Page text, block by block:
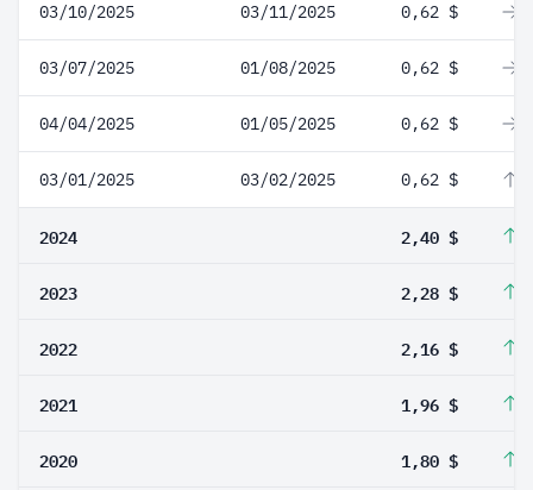
03/10/2025 03/11/2025 0,62 $
03/07/2025 01/08/2025 0,62 $
04/04/2025 01/05/2025 0,62 $
03/01/2025 03/02/2025 0,62 $
2024 2,40 $
2023 2,28 $
2022 2,16 $
2021 1,96 $
2020 1,80 $